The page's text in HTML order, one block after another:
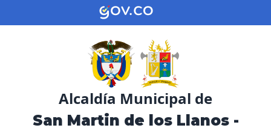
Alcaldía Municipal de
San Martin de los Llanos -